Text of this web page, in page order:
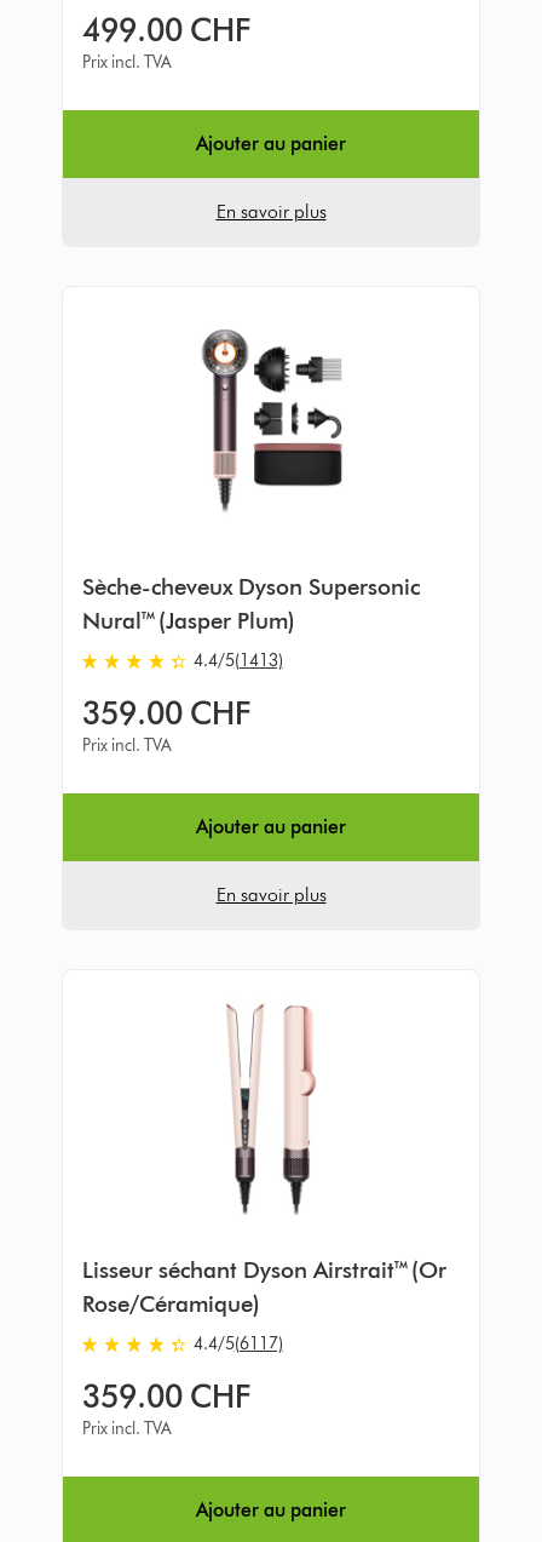
stars
out
of
from
499.00 CHF
Prix incl. TVA
Ajouter au panier
En savoir plus
Sèche-cheveux Dyson Supersonic
Nural™ (Jasper Plum)
4.4
stars
out
of
from
4.4/5(1413)
359.00 CHF
Prix incl. TVA
Ajouter au panier
En savoir plus
Lisseur séchant Dyson Airstrait™ (Or
Rose/Céramique)
4.4
stars
out
of
from
4.4/5(6117)
359.00 CHF
Prix incl. TVA
Ajouter au panier